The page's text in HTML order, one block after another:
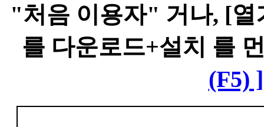
"처음 이용자" 거나, [
를 다운로드+설치 를
(F5) ]